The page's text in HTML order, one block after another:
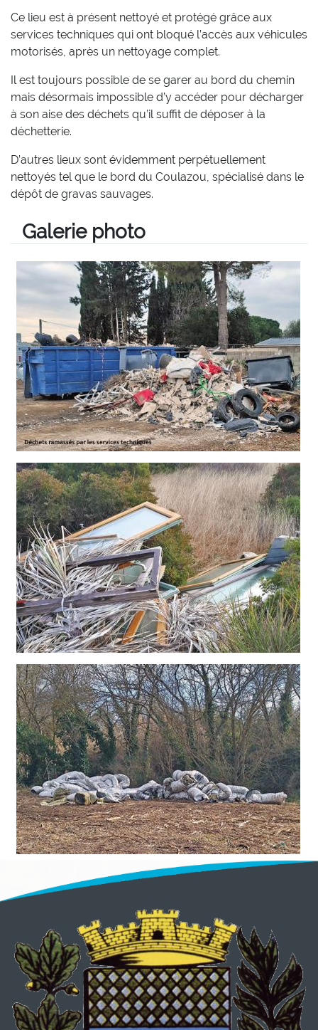
Ce lieu est à présent nettoyé et protégé grâce aux
services techniques qui ont bloqué l’accès aux véhicules
motorisés, après un nettoyage complet.
Il est toujours possible de se garer au bord du chemin
mais désormais impossible d’y accéder pour décharger
à son aise des déchets qu’il suffit de déposer à la
déchetterie.
D’autres lieux sont évidemment perpétuellement
nettoyés tel que le bord du Coulazou, spécialisé dans le
dépôt de gravas sauvages.
Galerie photo